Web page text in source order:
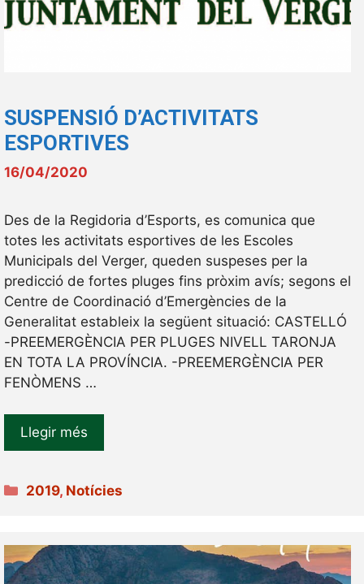
SUSPENSIÓ D’ACTIVITATS
ESPORTIVES
16/04/2020
Des de la Regidoria d’Esports, es comunica que
totes les activitats esportives de les Escoles
Municipals del Verger, queden suspeses per la
predicció de fortes pluges fins pròxim avís; segons el
Centre de Coordinació d’Emergències de la
Generalitat estableix la següent situació: CASTELLÓ
-PREEMERGÈNCIA PER PLUGES NIVELL TARONJA
EN TOTA LA PROVÍNCIA. -PREEMERGÈNCIA PER
FENÒMENS …
Llegir més
Categories
2019, Notícies